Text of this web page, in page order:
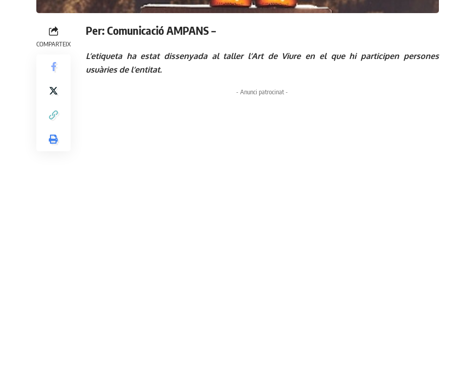
COMPARTEIX
Per: Comunicació AMPANS –
L’etiqueta ha estat dissenyada al taller l’Art de Viure en el que hi participen persones
usuàries de l’entitat.
- Anunci patrocinat -